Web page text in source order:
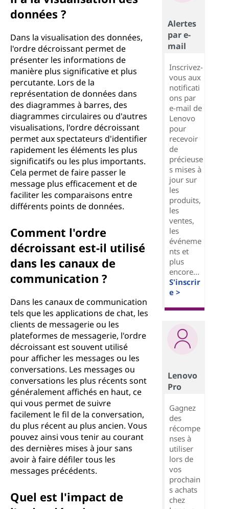
données ?
Dans la visualisation des données,
l'ordre décroissant permet de
présenter les informations de
manière plus significative et plus
percutante. Lors de la
représentation de données dans
des diagrammes à barres, des
diagrammes circulaires ou d'autres
visualisations, l'ordre décroissant
permet aux spectateurs d'identifier
rapidement les éléments les plus
significatifs ou les plus importants.
Cela permet de faire passer le
message plus efficacement et de
faciliter les comparaisons entre
différents points de données.
Comment l'ordre
décroissant est-il utilisé
dans les canaux de
communication ?
Dans les canaux de communication
tels que les applications de chat, les
clients de messagerie ou les
plateformes de messagerie, l'ordre
décroissant est souvent utilisé
pour afficher les messages ou les
conversations. Les messages ou
conversations les plus récents sont
généralement affichés en haut, ce
qui vous permet de suivre
facilement le fil de la conversation,
du plus récent au plus ancien. Vous
pouvez ainsi vous tenir au courant
des dernières mises à jour sans
avoir à faire défiler tous les
messages précédents.
Quel est l'impact de
Alertes
par e-
mail
Inscrivez-
vous aux
notificati
ons par
e-mail de
Lenovo
pour
recevoir
de
précieuse
s mises à
jour sur
les
produits,
les
ventes,
les
événeme
nts et
plus
encore...
S'inscrir
e >
Lenovo
Pro
Gagnez
des
récompe
nses à
utiliser
lors de
vos
prochain
s achats
chez